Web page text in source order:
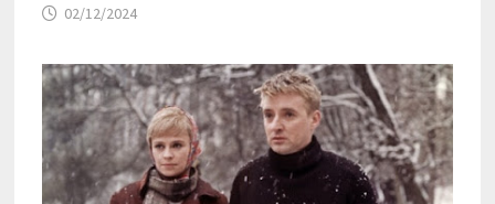
02/12/2024